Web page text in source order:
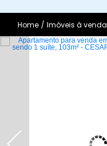
Home / Imóveis à venda